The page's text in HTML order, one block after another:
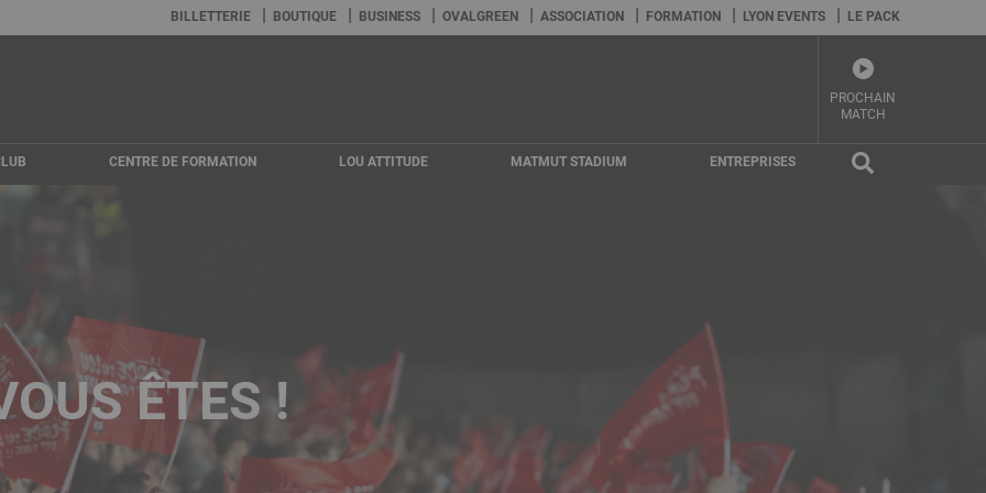
Menu
Header
BILLETTERIE BOUTIQUE BUSINESS OVALGREEN ASSOCIATION FORMATION LYON EVENTS LE PACK
CENTRE DE FORMATION LOU ATTITUDE MATMUT STADIUM ENTREPRISES
PROCHAIN
MATCH
ÊTES !